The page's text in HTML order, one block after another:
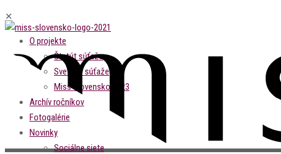
✕
O projekte
Štatút súťaže
Svetové súťaže
Miss Slovensko 2023
Archív ročníkov
Fotogalérie
Novinky
Sociálne siete